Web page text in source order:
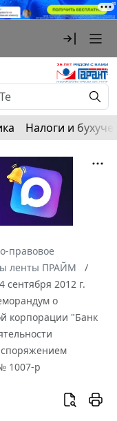
Налоги и
правовое
ленты ПРАЙМ
сентября 2012 г.
о
корпорации "Банк
1007-р